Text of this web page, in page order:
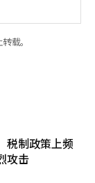
载。
税制政策上频
攻击